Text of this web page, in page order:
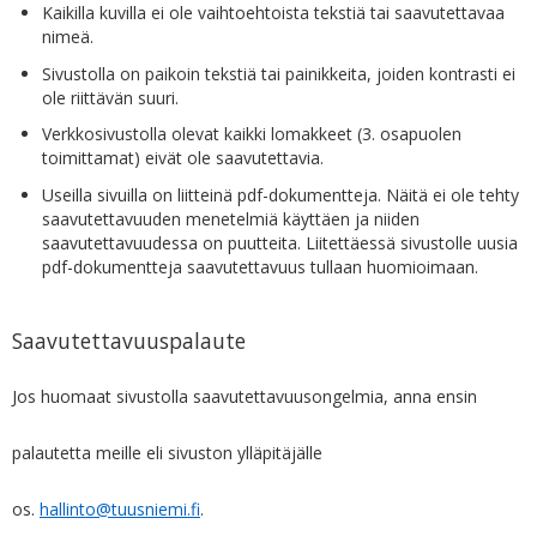
Kaikilla kuvilla ei ole vaihtoehtoista tekstiä tai saavutettavaa
nimeä.
Sivustolla on paikoin tekstiä tai painikkeita, joiden kontrasti ei
ole riittävän suuri.
Verkkosivustolla olevat kaikki lomakkeet (3. osapuolen
toimittamat) eivät ole saavutettavia.
​Useilla sivuilla on liitteinä pdf-dokumentteja. Näitä ei ole tehty
saavutettavuuden menetelmiä käyttäen ja niiden
saavutettavuudessa on puutteita. Liitettäessä sivustolle uusia
pdf-dokumentteja saavutettavuus tullaan huomioimaan.​
Saavutettavuuspalaute
Jos huomaat sivustolla saavutettavuusongelmia, anna ensin
palautetta meille eli sivuston ylläpitäjälle
os. hallinto@tuusniemi.fi.